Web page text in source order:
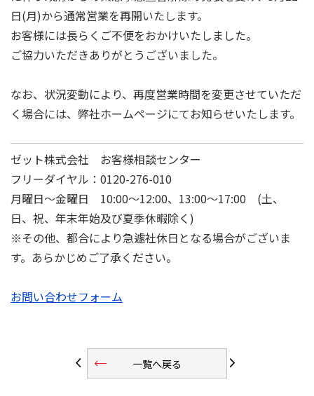
日(月)から通常営業を再開いたします。
お客様には長らくご不便をおかけいたしました。
ご協力いただきありがとうございました。
なお、状況変動により、再度営業時間を変更させていただ
く場合には、弊社ホームページにてお知らせいたします。
ゼット株式会社 お客様相談センター
フリーダイヤル：0120-276-010
月曜日～金曜日 10:00～12:00、13:00～17:00 (土、
日、祝、年末年始及び夏季休暇除く)
※その他、都合により急遽社休日となる場合がございま
す。あらかじめご了承ください。
お問い合わせフォーム
arrow_back_ios 一覧へ戻る
trending_flat arrow_forward_ios